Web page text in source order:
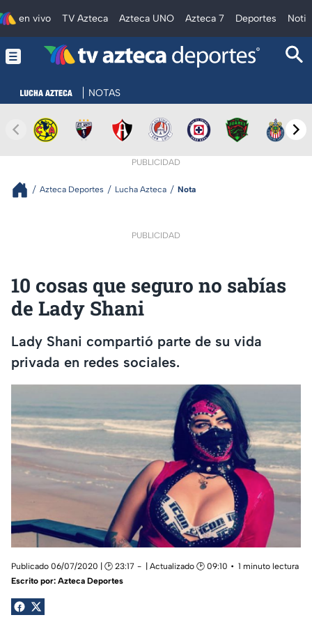
en vivo TV Azteca Azteca UNO Azteca 7 Deportes
NOTAS
PUBLICIDAD
Azteca Deportes Lucha Azteca Nota
PUBLICIDAD
10 cosas que seguro no sabías
de Lady Shani
Lady Shani compartió parte de su vida
privada en redes sociales.
Publicado 06/07/2020 | 🕑 23:17 | Actualizado 🕑 09:10
1 minuto lectura
Escrito por: Azteca Deportes